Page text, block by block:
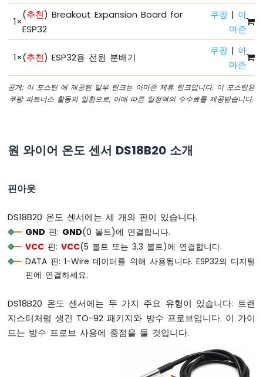
썬
LED
이
크
썬
통
등
ESP32
마
파
이
썬
1×
(추천) Breakout Expansion Board for
ESP32
쿠팡 | 아
마존
1×(추천) ESP32용 전원 분배기
쿠팡 | 아
마존
공개: 이 포스팅 에 제공된 일부 링크는 아마존 제휴 링크입니다. 이 포스팅은
쿠팡 파트너스 활동의 일환으로, 이에 따른 일정액의 수수료를 제공받습니다.
원 와이어 온도 센서 DS18B20 소개
핀아웃
DS18B20 온도 센서에는 세 개의 핀이 있습니다.
GND 핀: GND(0 볼트)에 연결합니다.
VCC 핀:VCC(5 볼트 또는 3.3 볼트)에 연결합니다.
DATA 핀: 1-Wire 데이터를 위해 사용됩니다. ESP32의 디지털
핀에 연결하세요.
DS18B20 온도 센서에는 두 가지 주요 유형이 있습니다: 트랜
지스터처럼 생긴 TO-92 패키지와 방수 프로브입니다. 이 가이
드는 방수 프로브 사용에 중점을 둘 것입니다.